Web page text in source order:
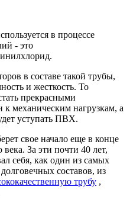
в процессе
- это
в составе такой трубы,
и жесткость. То
прекрасными
к механическим нагрузкам, а
уступать ПВХ.
свое начало еще в конце
За эти почти 40 лет,
себя, как один из самых
составов, из
трубу ,